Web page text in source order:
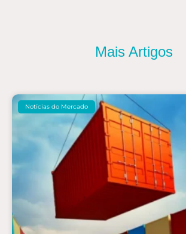
Mais Artigos
Notícias do Mercado